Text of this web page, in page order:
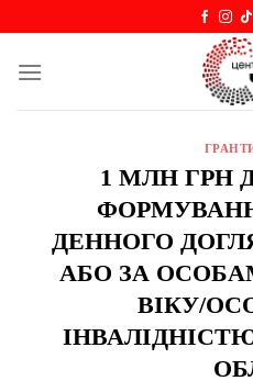
content
1 МЛН ГРН
ДЕННОГО
АБО ЗА
ВІКУ/